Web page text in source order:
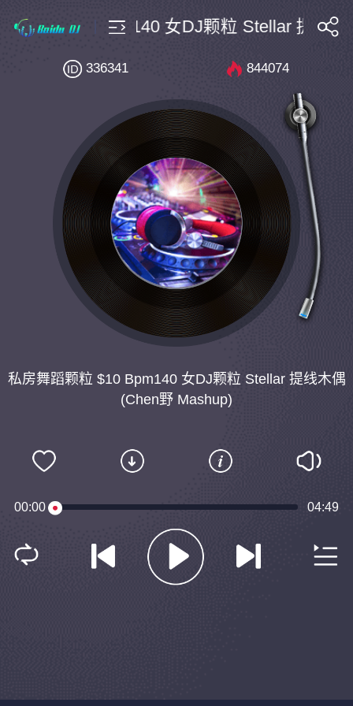
颗粒 $10 Bpm140 女DJ颗粒 Stellar 提线木
私房舞蹈颗粒 $10 Bpm140 女DJ颗粒 Stellar 提线木偶
(Chen野 Mashup)
336341 844074
00:00 04:49